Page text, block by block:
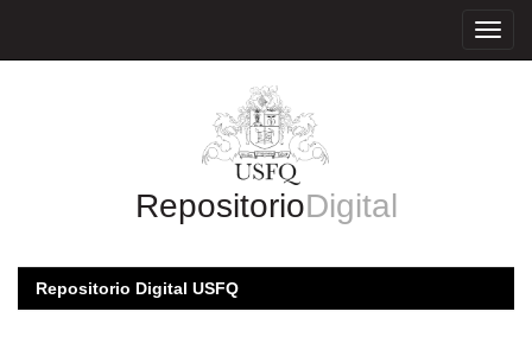
RepositorioDigital
Repositorio Digital USFQ